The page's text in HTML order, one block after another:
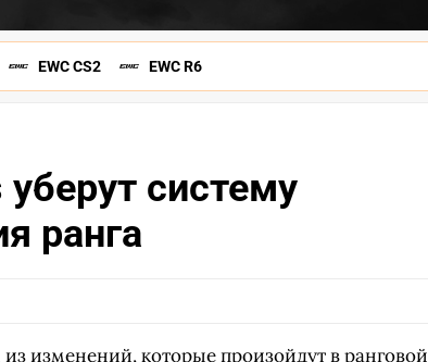
EWC CS2 EWC R6
систему
ранга
изменений, которые произойдут в ранговой